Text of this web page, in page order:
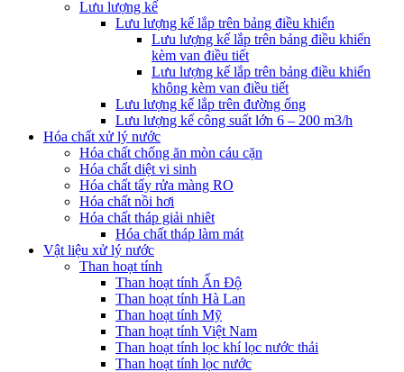
Lưu lượng kế
Lưu lượng kế lắp trên bảng điều khiển
Lưu lượng kế lắp trên bảng điều khiển
kèm van điều tiết
Lưu lượng kế lắp trên bảng điều khiển
không kèm van điều tiết
Lưu lượng kế lắp trên đường ống
Lưu lượng kế công suất lớn 6 – 200 m3/h
Hóa chất xử lý nước
Hóa chất chống ăn mòn cáu cặn
Hóa chất diệt vi sinh
Hóa chất tẩy rửa màng RO
Hóa chất nồi hơi
Hóa chất tháp giải nhiêt
Hóa chất tháp làm mát
Vật liệu xử lý nước
Than hoạt tính
Than hoạt tính Ấn Độ
Than hoạt tính Hà Lan
Than hoạt tính Mỹ
Than hoạt tính Việt Nam
Than hoạt tính lọc khí lọc nước thải
Than hoạt tính lọc nước